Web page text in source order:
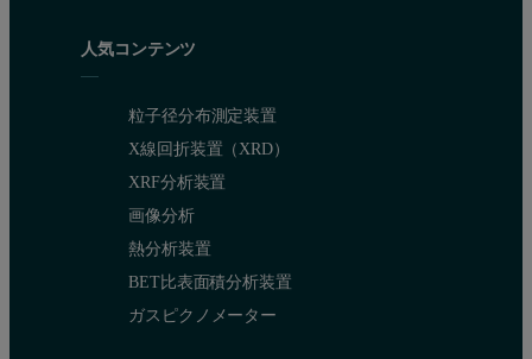
人気コンテンツ
粒子径分布測定装置
X線回折装置（XRD）
XRF分析装置
画像分析
熱分析装置
BET比表面積分析装置
ガスピクノメーター